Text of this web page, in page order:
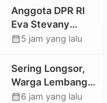
Anggota DPR RI
Eva Stevany
Rataba Salurkan
Warga Terdampak
Longsor di Buntu
Pepasan
calendar_month5 jam yang lalu
Sering Longsor,
Warga Lembang
Gasing Swadaya
calendar_month6 jam yang lalu